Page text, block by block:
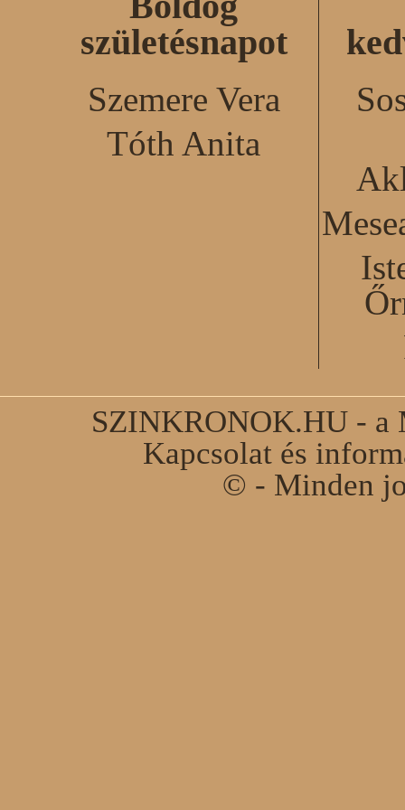
születésnapot
Szemere Vera
Tóth Anita
SZINKRONOK.HU - a
Kapcsolat és
© - Minden